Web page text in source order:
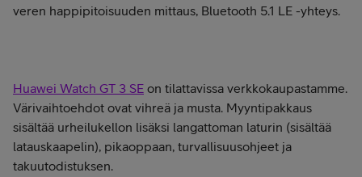
veren happipitoisuuden mittaus, Bluetooth 5.1 LE -yhteys.
Huawei Watch GT 3 SE on tilattavissa verkkokaupastamme.
Värivaihtoehdot ovat vihreä ja musta. Myyntipakkaus
sisältää urheilukellon lisäksi langattoman laturin (sisältää
latauskaapelin), pikaoppaan, turvallisuusohjeet ja
takuutodistuksen.